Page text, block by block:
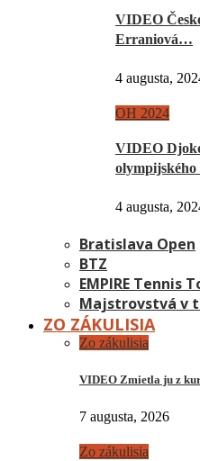
VIDEO
Erraniová…
4 augusta,
OH 2024
VIDEO
4 augusta,
Bratislava Open
BTZ
EMPIRE Tennis
Majstrovstvá v
ZO ZÁKULISIA
Zo zákulisia
VIDEO Zmietla ju z
7 augusta, 2026
Zo zákulisia